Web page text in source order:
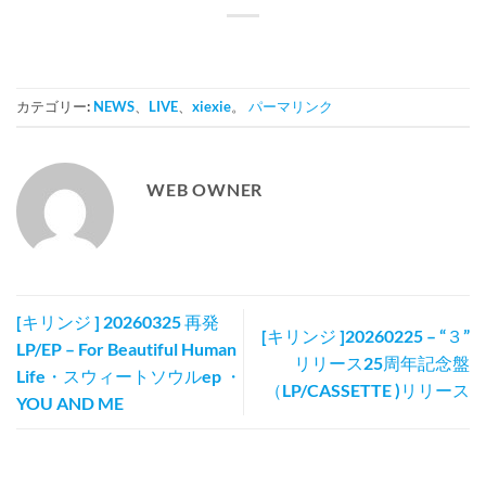
カテゴリー: NEWS、 LIVE、 xiexie。 パーマリンク
WEB OWNER
[キリンジ ] 20260325 再発
LP/EP – For Beautiful Human
Life・スウィートソウルep ・
YOU AND ME
[キリンジ ]20260225 – “３”
リリース25周年記念盤
（LP/CASSETTE )リリース